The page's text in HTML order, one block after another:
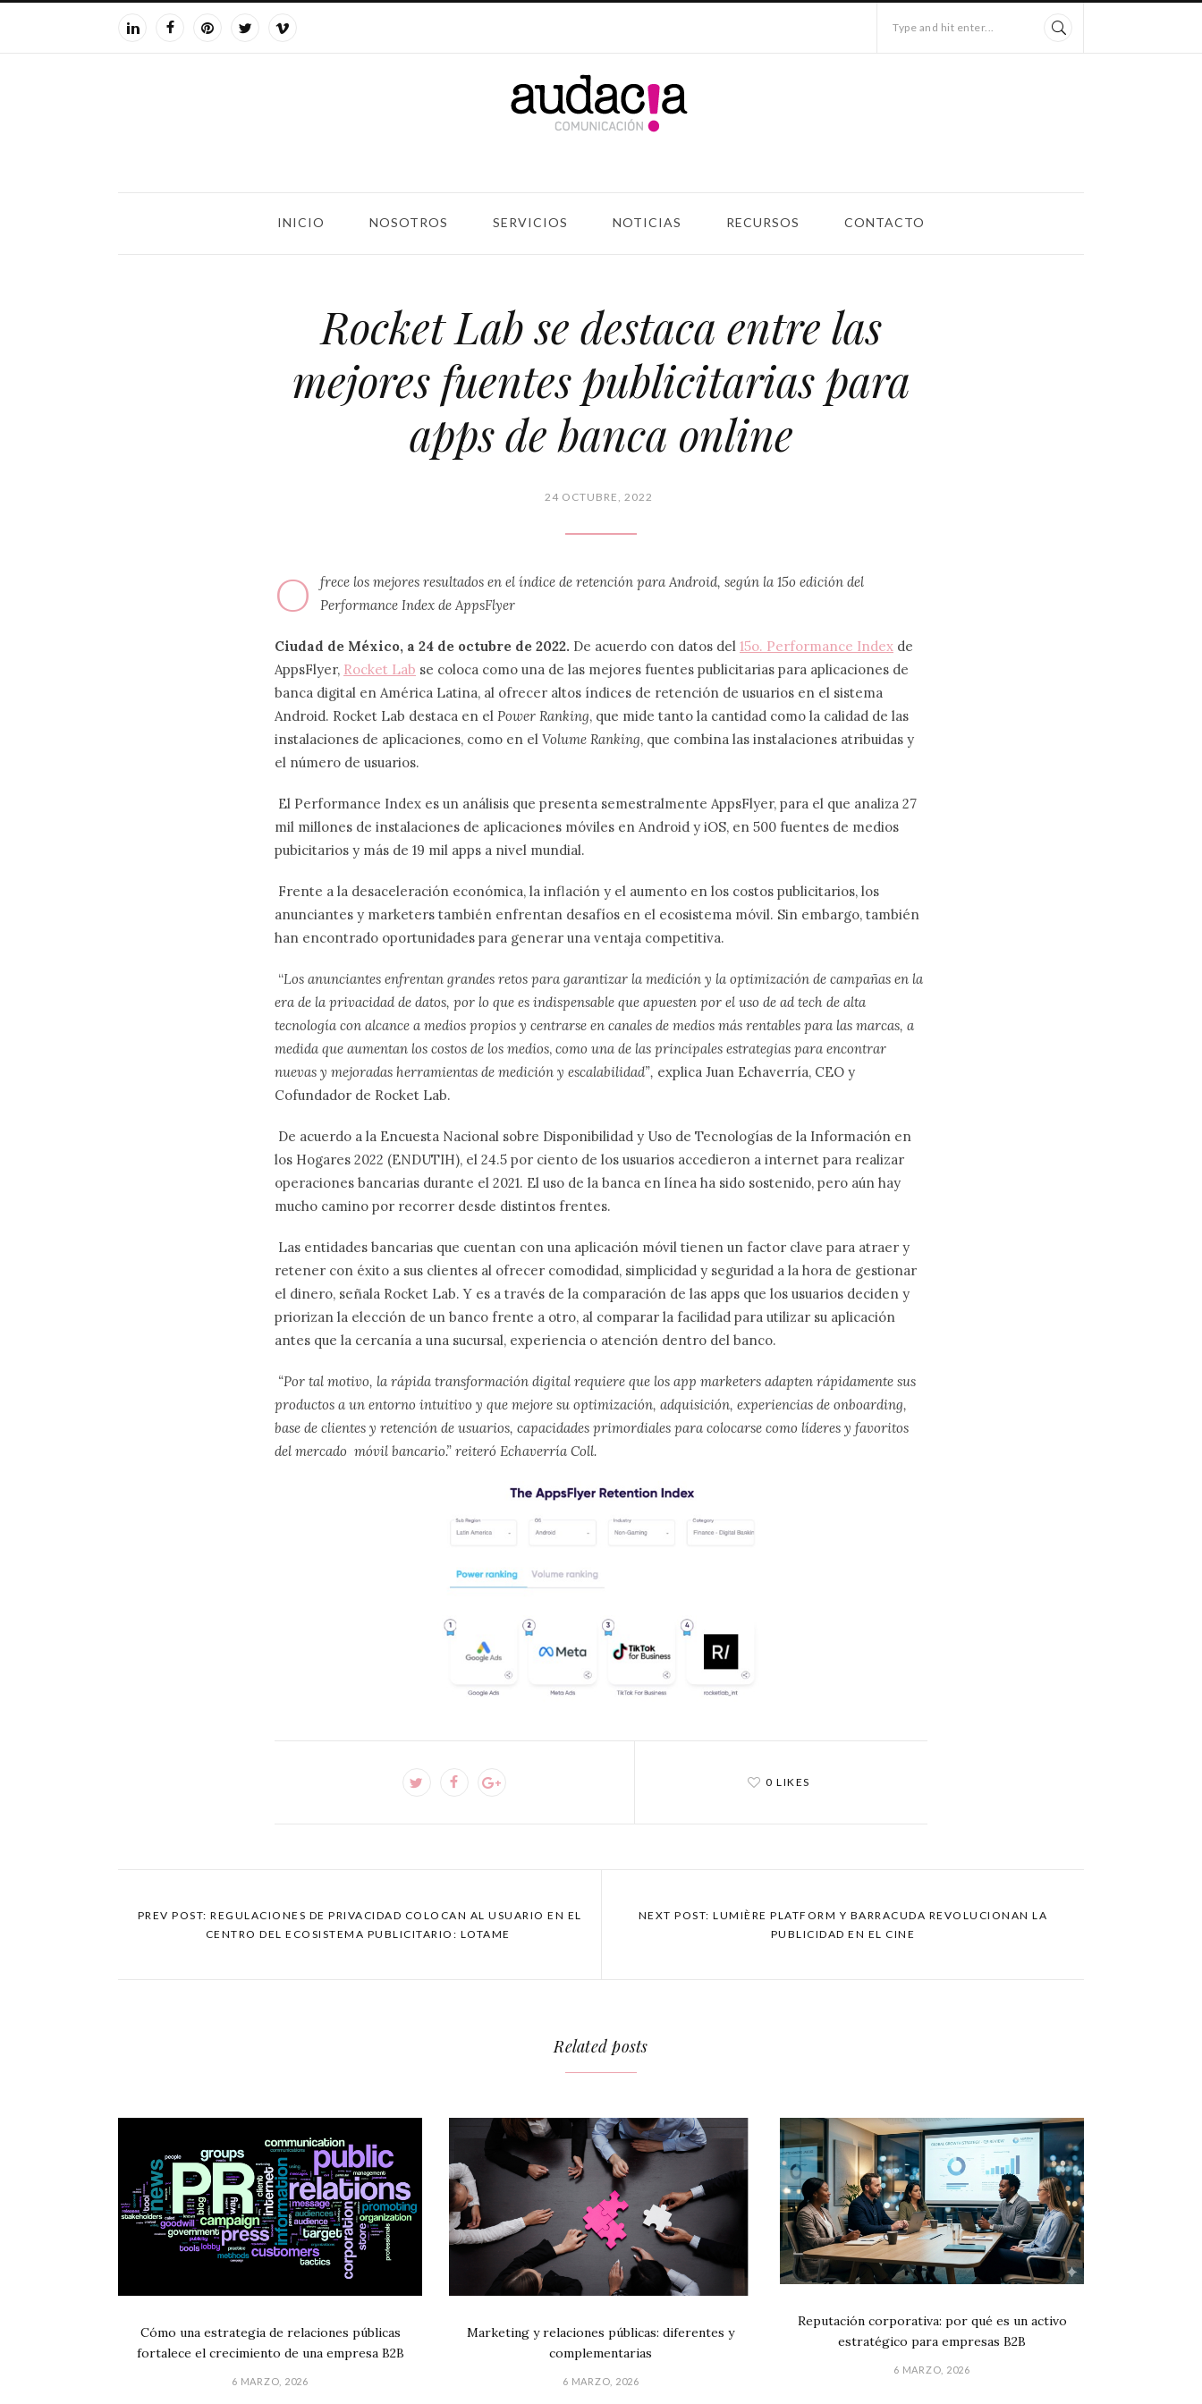
Type and hit enter...
INICIO NOSOTROS SERVICIOS NOTICIAS RECURSOS CONTACTO
Rocket Lab se destaca entre las
mejores fuentes publicitarias para
apps de banca online
24 OCTUBRE, 2022
O
frece los mejores resultados en el índice de retención para Android, según la 15o edición del
Performance Index de AppsFlyer
Ciudad de México, a 24 de octubre de 2022. De acuerdo con datos del 15o. Performance Index de
AppsFlyer, Rocket Lab se coloca como una de las mejores fuentes publicitarias para aplicaciones de
banca digital en América Latina, al ofrecer altos índices de retención de usuarios en el sistema
Android. Rocket Lab destaca en el Power Ranking, que mide tanto la cantidad como la calidad de las
instalaciones de aplicaciones, como en el Volume Ranking, que combina las instalaciones atribuidas y
el número de usuarios.
El Performance Index es un análisis que presenta semestralmente AppsFlyer, para el que analiza 27
mil millones de instalaciones de aplicaciones móviles en Android y iOS, en 500 fuentes de medios
pubicitarios y más de 19 mil apps a nivel mundial.
Frente a la desaceleración económica, la inflación y el aumento en los costos publicitarios, los
anunciantes y marketers también enfrentan desafíos en el ecosistema móvil. Sin embargo, también
han encontrado oportunidades para generar una ventaja competitiva.
“Los anunciantes enfrentan grandes retos para garantizar la medición y la optimización de campañas en la
era de la privacidad de datos, por lo que es indispensable que apuesten por el uso de ad tech de alta
tecnología con alcance a medios propios y centrarse en canales de medios más rentables para las marcas, a
medida que aumentan los costos de los medios, como una de las principales estrategias para encontrar
nuevas y mejoradas herramientas de medición y escalabilidad”, explica Juan Echaverría, CEO y
Cofundador de Rocket Lab.
De acuerdo a la Encuesta Nacional sobre Disponibilidad y Uso de Tecnologías de la Información en
los Hogares 2022 (ENDUTIH), el 24.5 por ciento de los usuarios accedieron a internet para realizar
operaciones bancarias durante el 2021. El uso de la banca en línea ha sido sostenido, pero aún hay
mucho camino por recorrer desde distintos frentes.
Las entidades bancarias que cuentan con una aplicación móvil tienen un factor clave para atraer y
retener con éxito a sus clientes al ofrecer comodidad, simplicidad y seguridad a la hora de gestionar
el dinero, señala Rocket Lab. Y es a través de la comparación de las apps que los usuarios deciden y
priorizan la elección de un banco frente a otro, al comparar la facilidad para utilizar su aplicación
antes que la cercanía a una sucursal, experiencia o atención dentro del banco.
“Por tal motivo, la rápida transformación digital requiere que los app marketers adapten rápidamente sus
productos a un entorno intuitivo y que mejore su optimización, adquisición, experiencias de onboarding,
base de clientes y retención de usuarios, capacidades primordiales para colocarse como líderes y favoritos
del mercado móvil bancario.” reiteró Echaverría Coll.
0 LIKES
PREV POST: REGULACIONES DE PRIVACIDAD COLOCAN AL USUARIO EN EL
CENTRO DEL ECOSISTEMA PUBLICITARIO: LOTAME
NEXT POST: LUMIÈRE PLATFORM Y BARRACUDA REVOLUCIONAN LA
PUBLICIDAD EN EL CINE
Related posts
Cómo una estrategia de relaciones públicas
fortalece el crecimiento de una empresa B2B
6 MARZO, 2026
Marketing y relaciones públicas: diferentes y
complementarias
6 MARZO, 2026
Reputación corporativa: por qué es un activo
estratégico para empresas B2B
6 MARZO, 2026